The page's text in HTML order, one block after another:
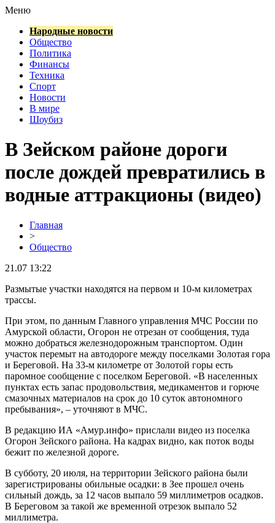
Меню
Народные новости
Общество
Политика
Финансы
Техника
Спорт
Новости
В мире
Шоубиз
В Зейском районе дороги
после дождей превратились в
водные аттракционы (видео)
Главная
>
Общество
21.07 13:22
Размытые участки находятся на первом и 10-м километрах
трассы.
При этом, по данным Главного управления МЧС России по
Амурской области, Огорон не отрезан от сообщения, туда
можно добраться железнодорожным транспортом. Один
участок перемыт на автодороге между поселками Золотая гора
и Береговой. На 33-м километре от Золотой горы есть
паромное сообщение с поселком Береговой. «В населенных
пунктах есть запас продовольствия, медикаментов и горюче
смазочных материалов на срок до 10 суток автономного
пребывания», – уточняют в МЧС.
В редакцию ИА «Амур.инфо» прислали видео из поселка
Огорон Зейского района. На кадрах видно, как поток воды
бежит по железной дороге.
В субботу, 20 июля, на территории Зейского района были
зарегистрированы обильные осадки: в Зее прошел очень
сильный дождь, за 12 часов выпало 59 миллиметров осадков.
В Береговом за такой же временной отрезок выпало 52
миллиметра.